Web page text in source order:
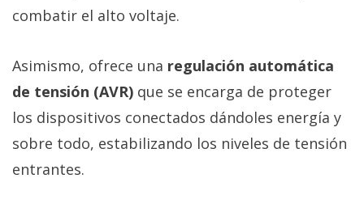
combatir el alto voltaje.
Asimismo, ofrece una regulación automática
de tensión (AVR) que se encarga de proteger
los dispositivos conectados dándoles energía y
sobre todo, estabilizando los niveles de tensión
entrantes.